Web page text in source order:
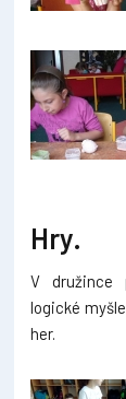
Hry.
V družince
logické
her.